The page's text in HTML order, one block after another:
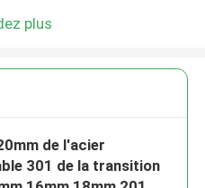
plus
de l'acier
301 de la transition